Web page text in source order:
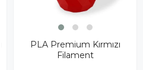
PLA Premium Kırmızı
Filament